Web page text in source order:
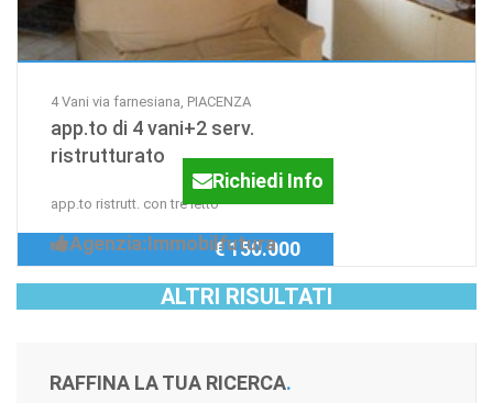
4 Vani via farnesiana, PIACENZA
app.to di 4 vani+2 serv.
ristrutturato
app.to ristrutt. con tre letto
Richiedi Info
Agenzia:Immobilfutura
€ 150.000
ALTRI RISULTATI
RAFFINA LA TUA RICERCA.